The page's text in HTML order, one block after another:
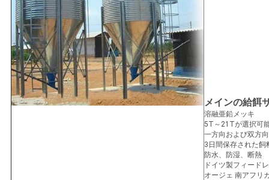
メインの給餌
溶融亜鉛メッキ
5T～21Tが選択可
一方向および双方
3日間保存された飼
防水、防湿、断熱
ドイツ製フィード
オージェ 南アフリ